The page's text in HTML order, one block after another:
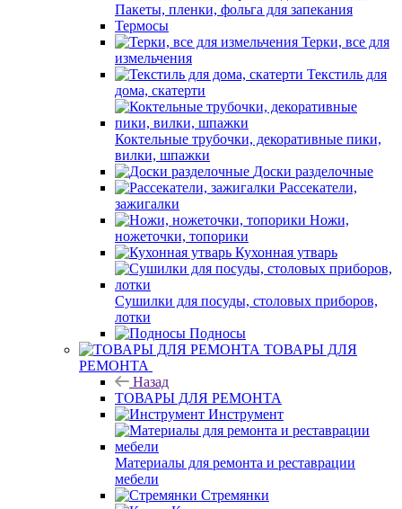
Пакеты, пленки, фольга для запекания
Термосы
Терки, все для
измельчения
Текстиль для
дома, скатерти
Коктельные трубочки, декоративные пики,
вилки, шпажки
Доски разделочные
Рассекатели,
зажигалки
Ножи,
ножеточки, топорики
Кухонная утварь
Сушилки для посуды, столовых приборов,
лотки
Подносы
ТОВАРЫ ДЛЯ
РЕМОНТА
Назад
ТОВАРЫ ДЛЯ РЕМОНТА
Инструмент
Материалы для ремонта и реставрации
мебели
Стремянки